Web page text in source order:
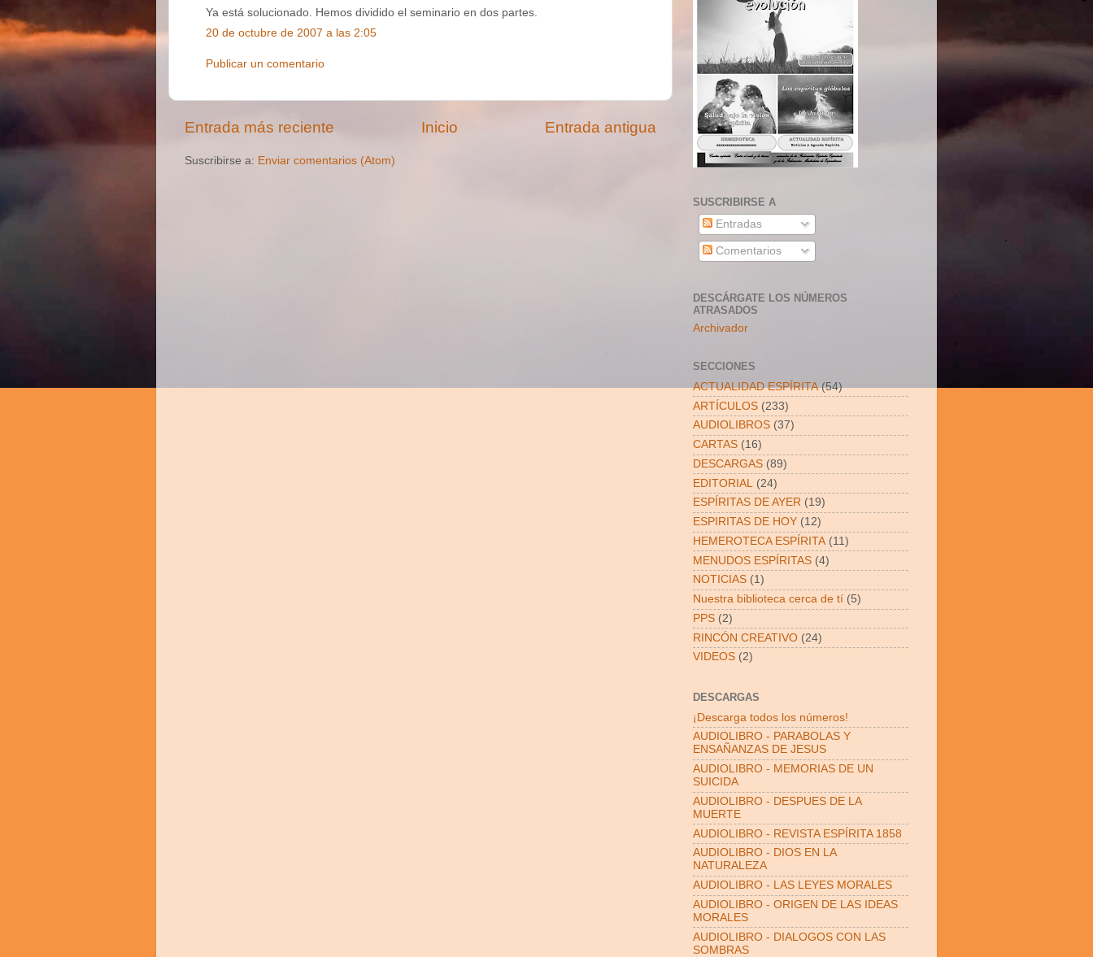
Ya está solucionado. Hemos dividido el seminario en dos partes.
20 de octubre de 2007 a las 2:05
Publicar un comentario
Entrada más reciente Entrada antigua
Inicio
Suscribirse a: Enviar comentarios (Atom)
SUSCRIBIRSE A
Entradas
Comentarios
DESCÁRGATE LOS NÚMEROS
ATRASADOS
Archivador
SECCIONES
ACTUALIDAD ESPÍRITA (54)
ARTÍCULOS (233)
AUDIOLIBROS (37)
CARTAS (16)
DESCARGAS (89)
EDITORIAL
(24)
ESPÍRITAS DE AYER (19)
ESPIRITAS DE HOY (12)
HEMEROTECA ESPÍRITA (11)
MENUDOS ESPÍRITAS (4)
NOTICIAS (1)
Nuestra biblioteca cerca de tí (5)
PPS (2)
RINCÓN CREATIVO (24)
VIDEOS (2)
DESCARGAS
¡Descarga todos los números!
AUDIOLIBRO - PARABOLAS Y
ENSAÑANZAS DE JESUS
AUDIOLIBRO - MEMORIAS DE UN
SUICIDA
AUDIOLIBRO - DESPUES DE LA
MUERTE
AUDIOLIBRO - REVISTA ESPÍRITA 1858
AUDIOLIBRO - DIOS EN LA
NATURALEZA
AUDIOLIBRO - LAS LEYES MORALES
AUDIOLIBRO - ORIGEN DE LAS IDEAS
MORALES
AUDIOLIBRO - DIALOGOS CON LAS
SOMBRAS